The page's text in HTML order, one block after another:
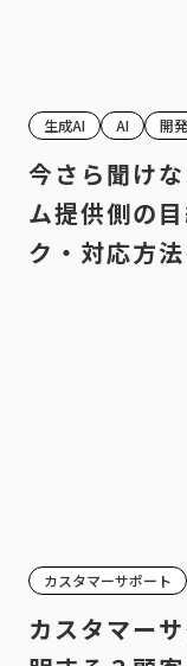
生成AI AI 開発
今さら聞け
ム提供側の
ク・対応方
カスタマーサポート
カスタマー